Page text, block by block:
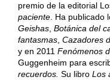
premio de la editorial
paciente. Ha publicado
Geishas, Botánica del
fantasmas, Cazadores
y en 2011 Fenómenos
Guggenheim para
recuerdos. Su libro Los